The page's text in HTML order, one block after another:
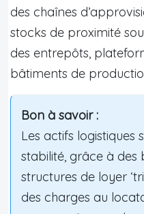
des chaînes
stocks de proximité
des entrepôts,
bâtiments de
Bon à savoir :
Les actifs logistiques
stabilité, grâce à des
structures de loyer
des charges au